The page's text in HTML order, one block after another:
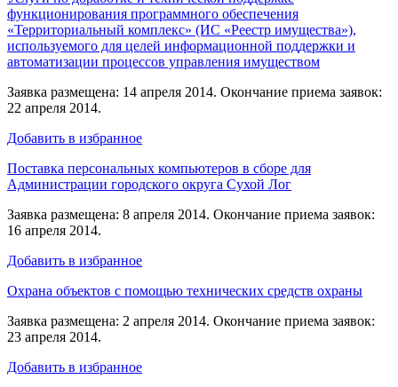
функционирования программного обеспечения
«Территориальный комплекс» (ИС «Реестр имущества»),
используемого для целей информационной поддержки и
автоматизации процессов управления имуществом
Заявка размещена: 14 апреля 2014. Окончание приема заявок:
22 апреля 2014.
Добавить в избранное
Поставка персональных компьютеров в сборе для
Администрации городского округа Сухой Лог
Заявка размещена: 8 апреля 2014. Окончание приема заявок:
16 апреля 2014.
Добавить в избранное
Охрана объектов с помощью технических средств охраны
Заявка размещена: 2 апреля 2014. Окончание приема заявок:
23 апреля 2014.
Добавить в избранное